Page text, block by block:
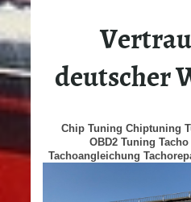
deutscher
Chip Tuning Chiptuning
OBD2 Tuning
Tachoangleichung